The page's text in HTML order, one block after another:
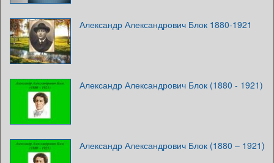
Александр Александрович Блок 1880-1921
Александр Александрович Блок (1880 - 1921)
Александр Александрович Блок (1880 – 1921)